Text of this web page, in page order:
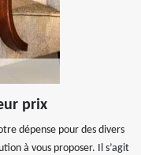
prix
dépense pour des divers
à vous proposer. Il s’agit